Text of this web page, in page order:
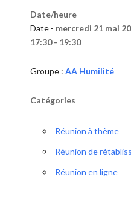
Date/heure
Date - mercredi 21 mai
17:30 - 19:30
Groupe : AA Humilité
Catégories
Réunion à thème
Réunion de
Réunion en ligne